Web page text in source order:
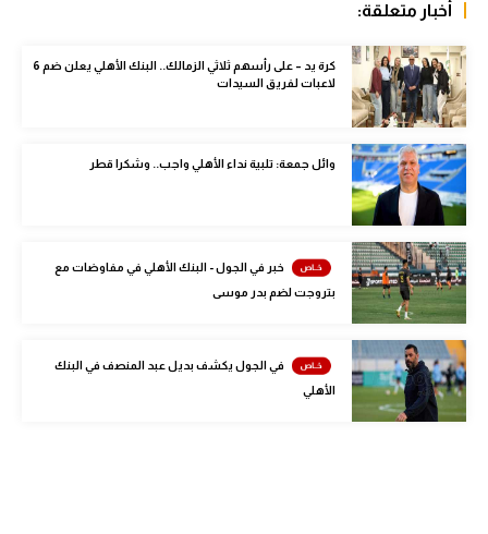
كرة سلة
كرة يد
كرة طائرة
الوطن العربي
في المونديال
رياضة نسائية
آسيا
أمريكا
ركن الألعاب
أخبار متعلقة:
كرة يد – على رأسهم ثلاثي الزمالك.. البنك الأهلي يعلن ضم 6
لاعبات لفريق السيدات
وائل جمعة: تلبية نداء الأهلي واجب.. وشكرا قطر
خبر في الجول - البنك الأهلي في مفاوضات مع
بتروجت لضم بدر موسى
في الجول يكشف بديل عبد المنصف في البنك
الأهلي